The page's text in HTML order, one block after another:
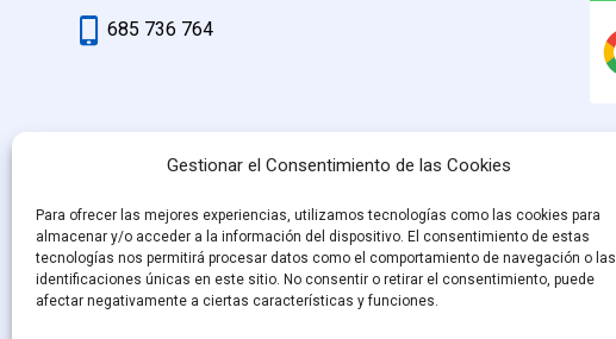
Gestionar el Consentimiento de las Cookies
Para ofrecer las mejores experiencias, utilizamos tecnologías como las cookies para
almacenar y/o acceder a la información del dispositivo. El consentimiento de estas
tecnologías nos permitirá procesar datos como el comportamiento de navegación o las
identificaciones únicas en este sitio. No consentir o retirar el consentimiento, puede
afectar negativamente a ciertas características y funciones.
685 736 764